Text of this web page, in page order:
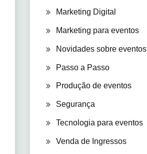
Marketing Digital
Marketing para eventos
Novidades sobre eventos
Passo a Passo
Produção de eventos
Segurança
Tecnologia para eventos
Venda de Ingressos